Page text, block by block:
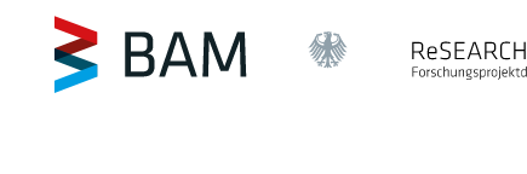
ReSEARCH BAM